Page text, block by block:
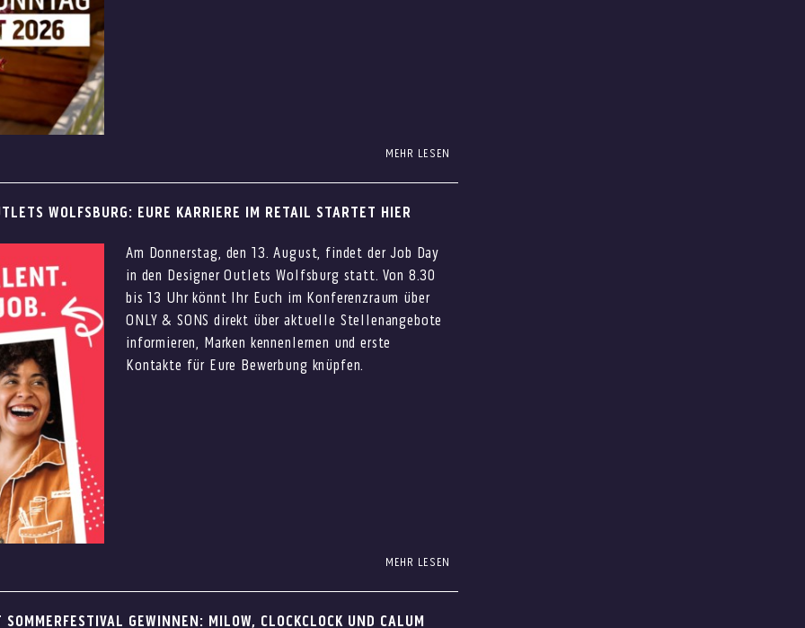
Sales.
Italiano
L.
Vespas rund um die Eventfläche ab 13 Uhr
14 Uhr
MEHR LESEN
WOLFSBURG: EURE KARRIERE IM RETAIL STARTET HIER
Am Donnerstag, den 13. August, findet der Job Day
in den Designer Outlets Wolfsburg statt. Von 8.30
bis 13 Uhr könnt Ihr Euch im Konferenzraum über
ONLY & SONS direkt über aktuelle Stellenangebote
informieren, Marken kennenlernen und erste
Kontakte für Eure Bewerbung knüpfen.
MEHR LESEN
SOMMERFESTIVAL GEWINNEN: MILOW, CLOCKCLOCK UND CALUM